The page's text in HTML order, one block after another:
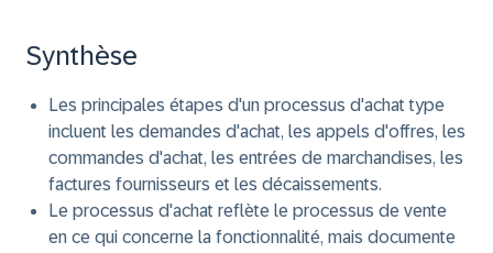
Synthèse
Les principales étapes d'un processus d'achat type
incluent les demandes d'achat, les appels d'offres, les
commandes d'achat, les entrées de marchandises, les
factures fournisseurs et les décaissements.
Le processus d'achat reflète le processus de vente
en ce qui concerne la fonctionnalité, mais documente